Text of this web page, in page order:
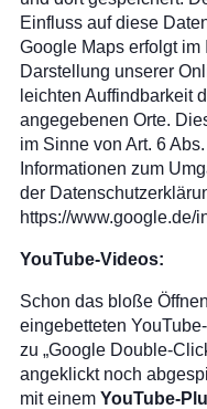
Einfluss auf diese
Google Maps erfolgt
Darstellung unserer
leichten Auffindbarkeit
angegebenen Orte.
im Sinne von Art. 6
Informationen zum
der
https://www.google.de/
YouTube-Videos:
Schon das bloße
eingebetteten
zu „Google Double-
angeklickt noch
mit einem YouTube-